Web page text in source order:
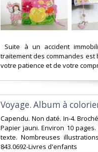
Suite à un accident
traitement des commandes est
votre patience et de votre
‎Voyage. Album à
‎Capendu. Non daté. In-4.
Papier jauni. Environ 10
texte. Nombreuses
843.0692-Livres d'enfants‎